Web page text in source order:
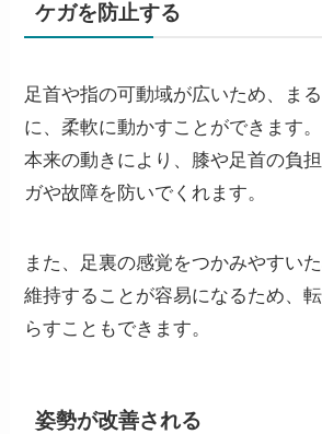
ケガを防止する
足首や指の可動域が広いため、ま
に、柔軟に動かすことができます
本来の動きにより、 膝や足首の負
ガや故障を防いでくれます。
また、足裏の感覚をつかみやすい
維持することが容易になるため、
らすこともできます。
姿勢が改善される